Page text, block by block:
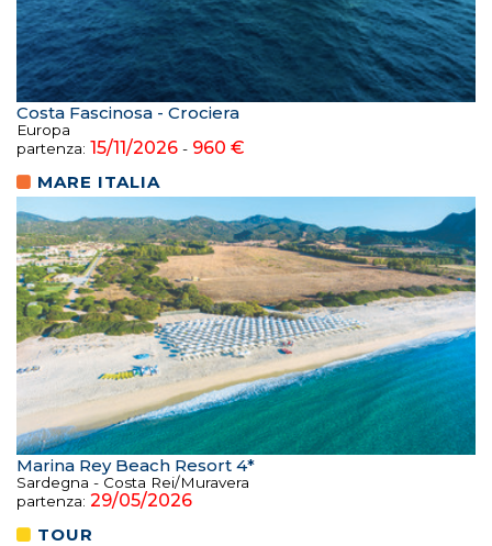
Costa Fascinosa - Crociera
Europa
partenza: 15/11/2026 - 960 €
MARE ITALIA
Marina Rey Beach Resort 4*
Sardegna - Costa Rei/Muravera
partenza: 29/05/2026
TOUR